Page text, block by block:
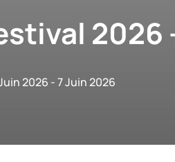
2026
2026 - 7 Juin 2026